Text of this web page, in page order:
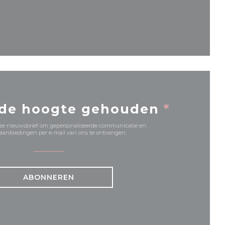
venster))
hoogte gehouden *
nieuwsbrief om gepersonaliseerde communicatie en
per e-mail van ons te ontvangen.
ABONNEREN